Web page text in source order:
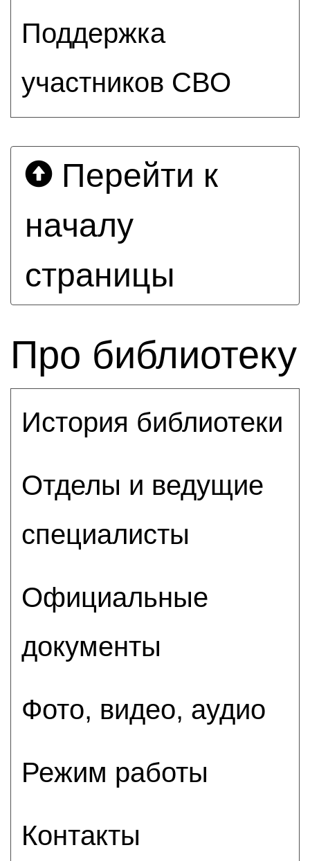
Поддержка
участников СВО
Перейти к
началу
страницы
Про библиотеку
История библиотеки
Отделы и ведущие
специалисты
Официальные
документы
Фото, видео, аудио
Режим работы
Контакты